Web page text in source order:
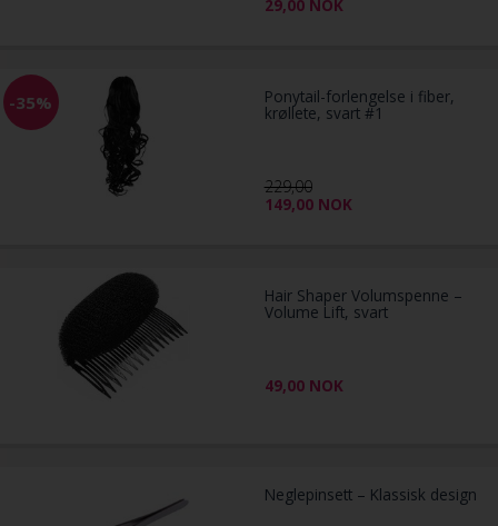
29,00 NOK
-35% Ponytail-forlengelse i fiber,
krøllete, svart #1
229,00
149,00 NOK
Hair Shaper Volumspenne –
Volume Lift, svart
49,00 NOK
Neglepinsett – Klassisk design